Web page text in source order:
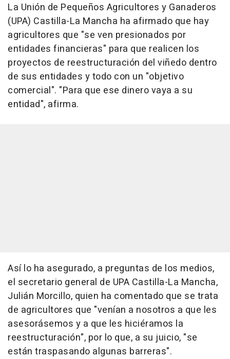
La Unión de Pequeños Agricultores y Ganaderos
(UPA) Castilla-La Mancha ha afirmado que hay
agricultores que "se ven presionados por
entidades financieras" para que realicen los
proyectos de reestructuración del viñedo dentro
de sus entidades y todo con un "objetivo
comercial". "Para que ese dinero vaya a su
entidad", afirma.
Así lo ha asegurado, a preguntas de los medios,
el secretario general de UPA Castilla-La Mancha,
Julián Morcillo, quien ha comentado que se trata
de agricultores que "venían a nosotros a que les
asesorásemos y a que les hiciéramos la
reestructuración", por lo que, a su juicio, "se
están traspasando algunas barreras".